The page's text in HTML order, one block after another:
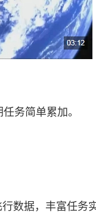
务简单累加。
数据，丰富任务